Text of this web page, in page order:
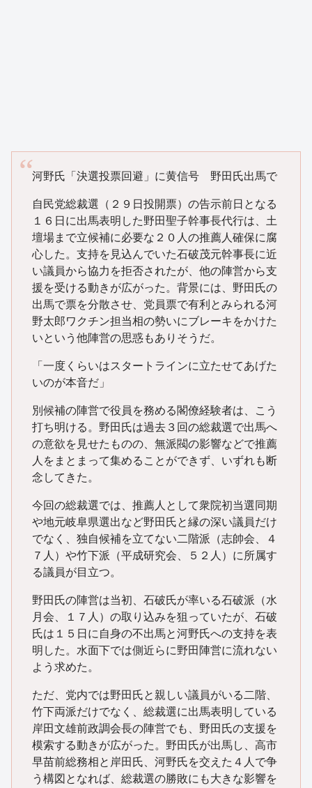
河野氏「決選投票回避」に黄信号 野田氏出馬で
自民党総裁選（２９日投開票）の告示前日となる
１６日に出馬表明した野田聖子幹事長代行は、土
壇場まで立候補に必要な２０人の推薦人確保に腐
心した。支持を見込んでいた石破茂元幹事長に近
い議員から協力を拒否されたが、他の陣営から支
援を受ける動きが広がった。背景には、野田氏の
出馬で票を分散させ、党員票で有利とみられる河
野太郎ワクチン担当相の勢いにブレーキをかけた
いという他陣営の思惑もありそうだ。
「一度くらいはスタートラインに立たせてあげた
いのが本音だ」
別候補の陣営で役員を務める閣僚経験者は、こう
打ち明ける。野田氏は過去３回の総裁選で出馬へ
の意欲を見せたものの、無派閥の影響などで推薦
人をまとまって集めることができず、いずれも断
念してきた。
今回の総裁選では、推薦人として衆院初当選同期
や地元岐阜県選出など野田氏と縁の深い議員だけ
でなく、独自候補を立てない二階派（志帥会、４
７人）や竹下派（平成研究会、５２人）に所属す
る議員が目立つ。
野田氏の陣営は当初、石破氏が率いる石破派（水
月会、１７人）の取り込みを狙っていたが、石破
氏は１５日に自身の不出馬と河野氏への支持を表
明した。水面下では側近らに野田陣営に流れない
よう求めた。
ただ、党内では野田氏と親しい議員がいる二階、
竹下両派だけでなく、総裁選に出馬表明している
岸田文雄前政調会長の陣営でも、野田氏の支援を
模索する動きが広がった。野田氏が出馬し、高市
早苗前総務相と岸田氏、河野氏を交えた４人で争
う構図となれば、総裁選の勝敗にも大きな影響を